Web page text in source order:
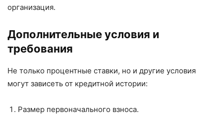
организация.
Дополнительные условия и
требования
Не только процентные ставки, но и другие условия
могут зависеть от кредитной истории:
Размер первоначального взноса.